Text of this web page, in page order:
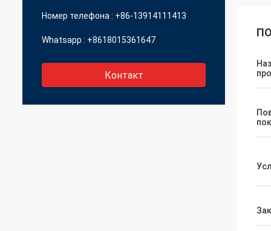
Номер телефона : +86-13914111413
Whatsapp : +8618015361647
Контакт